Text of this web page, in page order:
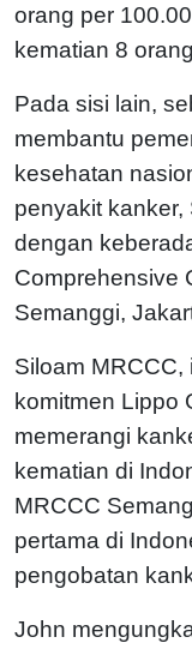
orang per
kematian 8
Pada sisi lain,
membantu
kesehatan
penyakit kanker,
dengan
Comprehensive
Semanggi,
Siloam
komitmen Lippo
memerangi
kematian di
MRCCC
pertama di
pengobatan
John